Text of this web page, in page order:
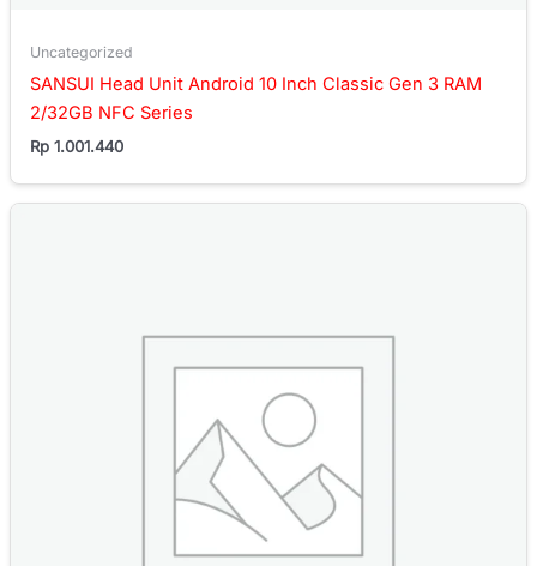
Uncategorized
SANSUI Head Unit Android 10 Inch Classic Gen 3 RAM
2/32GB NFC Series
Rp 1.001.440